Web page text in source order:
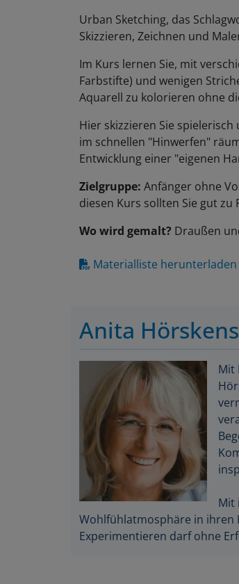
Urban Sketching, das
Skizzieren, Zeichnen und
Im Kurs lernen Sie, mit
Farbstifte) und wenigen
Aquarell zu kolorieren ohne
Hier skizzieren Sie
im schnellen "Hinwerfen"
Entwicklung einer "eigenen
Zielgruppe: Anfänger ohne
diesen Kurs sollten Sie gut zu
Wo wird gemalt? Draußen
Materialliste herunterladen
Anita Hörskens
Mit
Mit
Wohlfühlatmosphäre in ihren
Experimentieren darf ohne